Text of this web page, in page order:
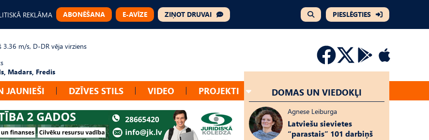
REKLĀMA ABONĒŠANA E-AVĪZE ZIŅOT DRUVAI PIESLĒGTIES
3.36 m/s, D-DR vēja virziens
Madars, Fredis
JAUNIEŠI DZĪVES STILS VIDEO PROJEKTI DOMAS UN VIEDOKĻI
Agnese Leiburga
Latviešu sievietes
“parastais” 101 darbiņš